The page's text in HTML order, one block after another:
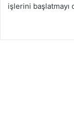
işlerini başlatmayı